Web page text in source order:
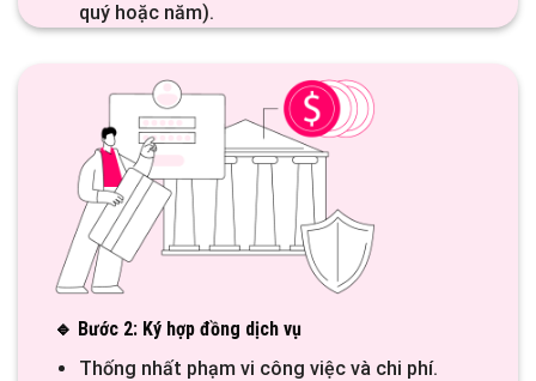
quý hoặc năm).
🔹 Bước 2: Ký hợp đồng dịch vụ
Thống nhất phạm vi công việc và chi phí.